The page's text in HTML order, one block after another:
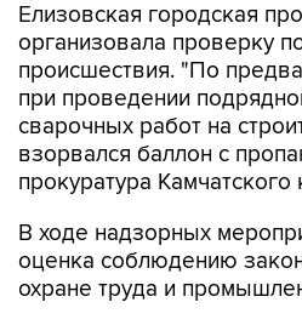
Елизовская городская
организовала проверку
происшествия. "По
при проведении
сварочных работ на
взорвался баллон с
прокуратура Камчатского
В ходе надзорных
оценка соблюдению
охране труда и